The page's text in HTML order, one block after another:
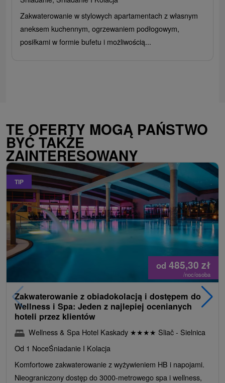
Zakwaterowanie w stylowych apartamentach z własnym
aneksem kuchennym, ogrzewaniem podłogowym,
posiłkami w formie bufetu i możliwością...
TE OFERTY MOGĄ PAŃSTWO
BYĆ TAKŻE
ZAINTERESOWANY
TIP
od 485,30 zł
/noc/osoba
Zakwaterowanie z obiadokolacją i dostępem do
Wellness i Spa: Jeden z najlepiej ocenianych
hoteli przez klientów
Wellness & Spa Hotel Kaskady ★★★★ Sliač - Sielnica
Od 1 NoceŚniadanie I Kolacja
Komfortowe zakwaterowanie z wyżywieniem HB i napojami.
Nieograniczony dostęp do 3000-metrowego spa i wellness,